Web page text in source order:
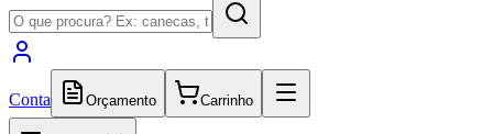
Conta Orçamento Carrinho